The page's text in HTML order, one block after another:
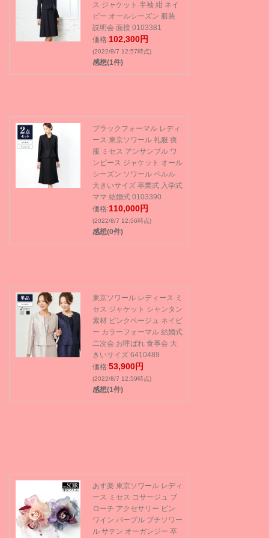
ス ジャケット 半袖 紺 ネイ
ビー オールシーズン 服装
説明会 面接 0103381
価格:102,300円
(2022/8/7 12:57時点)
感想(1件)
ブラックフォーマル レディ
ース 東京ソワール 礼服 喪
服 ミセス アンサンブル ワ
ンピース ジャケット オール
シーズン ソワール ペルル
大きいサイズ 卒業式 入学式
ママ 結婚式 0103390
価格:110,000円
(2022/8/7 12:56時点)
感想(0件)
東京ソワール レディース ミ
セス ジャケット シャンタン
素材 ピンクベージュ ネイビ
ー カラーフォーマル 結婚式
二次会 お呼ばれ 食事会 大
きいサイズ 6410489
価格:53,900円
(2022/8/7 12:59時点)
感想(1件)
あす楽 東京ソワール レディ
ース ミセス コサージュ ブ
ローチ アクセサリー ピン
ワイン パープル プチソワー
ル サテン オーガンジー 卒